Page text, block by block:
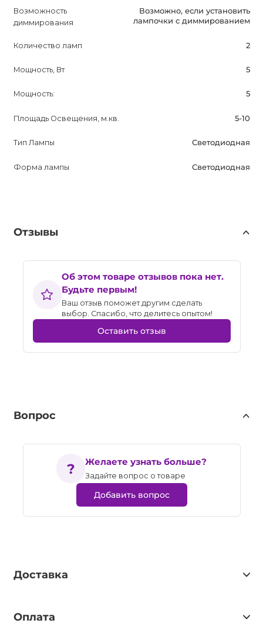
Возможность
диммирования
Возможно, если установить
лампочки с диммированием
Количество ламп 2
Мощность, Вт 5
Мощность: 5
Площадь Освещения, м.кв. 5-10
Тип Лампы Светодиодная
Форма лампы Светодиодная
Отзывы
Об этом товаре отзывов пока нет.
Будьте первым!
Ваш отзыв поможет другим сделать
выбор. Спасибо, что делитесь опытом!
Оставить отзыв
Вопрос
Желаете узнать больше?
Задайте вопрос о товаре
Добавить вопрос
Доставка
Оплата